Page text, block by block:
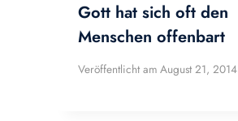
Gott hat sich oft den
Menschen offenbart
Veröffentlicht am August 21, 2014